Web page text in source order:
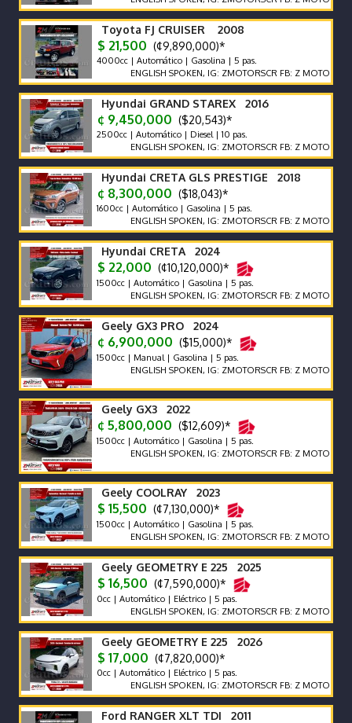
Toyota FJ CRUISER 2008
$ 21,500 (¢9,890,000)*
4000cc | Automático | Gasolina | 5 pas.
ENGLISH SPOKEN, IG: ZMOTORSCR FB: Z MOTORS.
Hyundai GRAND STAREX 2016
¢ 9,450,000 ($20,543)*
2500cc | Automático | Diesel | 10 pas.
ENGLISH SPOKEN, IG: ZMOTORSCR FB: Z MOTORS.
Hyundai CRETA GLS PRESTIGE 2018
¢ 8,300,000 ($18,043)*
1600cc | Automático | Gasolina | 5 pas.
ENGLISH SPOKEN, IG: ZMOTORSCR FB: Z MOTORS.
Hyundai CRETA 2024
$ 22,000 (¢10,120,000)*
1500cc | Automático | Gasolina | 5 pas.
ENGLISH SPOKEN, IG: ZMOTORSCR FB: Z MOTORS.
Geely GX3 PRO 2024
¢ 6,900,000 ($15,000)*
1500cc | Manual | Gasolina | 5 pas.
ENGLISH SPOKEN, IG: ZMOTORSCR FB: Z MOTORS.
Geely GX3 2022
¢ 5,800,000 ($12,609)*
1500cc | Automático | Gasolina | 5 pas.
ENGLISH SPOKEN, IG: ZMOTORSCR FB: Z MOTORS.
Geely COOLRAY 2023
$ 15,500 (¢7,130,000)*
1500cc | Automático | Gasolina | 5 pas.
ENGLISH SPOKEN, IG: ZMOTORSCR FB: Z MOTORS.
Geely GEOMETRY E 225 2025
$ 16,500 (¢7,590,000)*
0cc | Automático | Eléctrico | 5 pas.
ENGLISH SPOKEN, IG: ZMOTORSCR FB: Z MOTORS.
Geely GEOMETRY E 225 2026
$ 17,000 (¢7,820,000)*
0cc | Automático | Eléctrico | 5 pas.
ENGLISH SPOKEN, IG: ZMOTORSCR FB: Z MOTORS.
Ford RANGER XLT TDI 2011